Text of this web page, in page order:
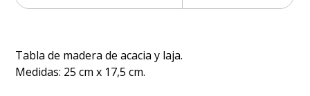
Tabla de madera de acacia y laja.
Medidas: 25 cm x 17,5 cm.